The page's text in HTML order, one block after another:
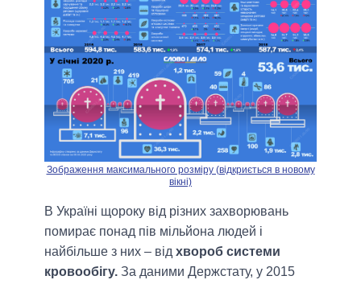
Зображення максимального розміру (відкриється в новому
вікні)
В Україні щороку від різних захворювань
помирає понад пів мільйона людей і
найбільше з них – від хвороб системи
кровообігу. За даними Держстату, у 2015